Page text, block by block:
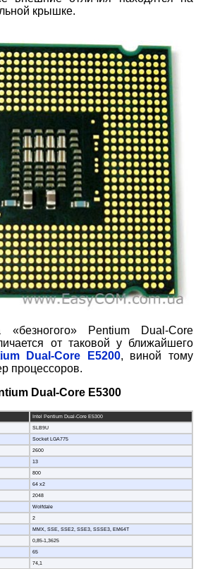
крышке.
«безногого» Pentium Dual-Core
от таковой у ближайшего
Dual-Core Е5200, виной тому
процессоров.
Dual-Core E5300
Intel Pentium Dual-Core E5300
SLB9U
Socket LGA775
2600
13
800
64 x2
2048
Wolfdale
2
MMX, SSE, SSE2, SSE3, SSSE3, EM64T
0,85-1,3625
65
74,1